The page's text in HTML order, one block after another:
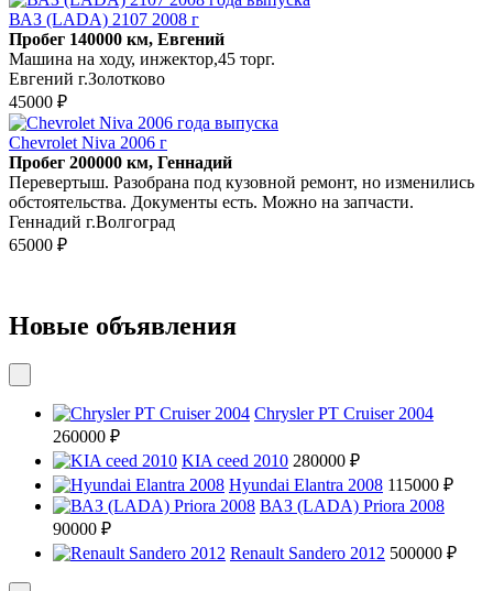
ВАЗ (LADA) 2107 2008 г
Пробег 140000 км, Евгений
Машина на ходу, инжектор,45 торг.
Евгений г.Золотково
45000 ₽
Chevrolet Niva 2006 г
Пробег 200000 км, Геннадий
Перевертыш. Разобрана под кузовной ремонт, но изменились
обстоятельства. Документы есть. Можно на запчасти.
Геннадий г.Волгоград
65000 ₽
Новые объявления
Chrysler PT Cruiser 2004
260000 ₽
KIA ceed 2010 280000 ₽
Hyundai Elantra 2008 115000 ₽
ВАЗ (LADA) Priora 2008
90000 ₽
Renault Sandero 2012 500000 ₽